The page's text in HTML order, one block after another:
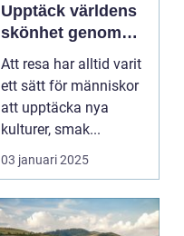
Upptäck världens
skönhet genom
specialiserade
resor
Att resa har alltid varit
ett sätt för människor
att upptäcka nya
kulturer, smak...
03 januari 2025